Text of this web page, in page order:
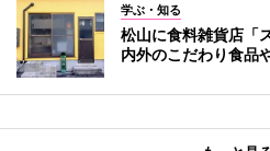
学ぶ・知る
松山に食料雑貨店「
内外のこだわり食品